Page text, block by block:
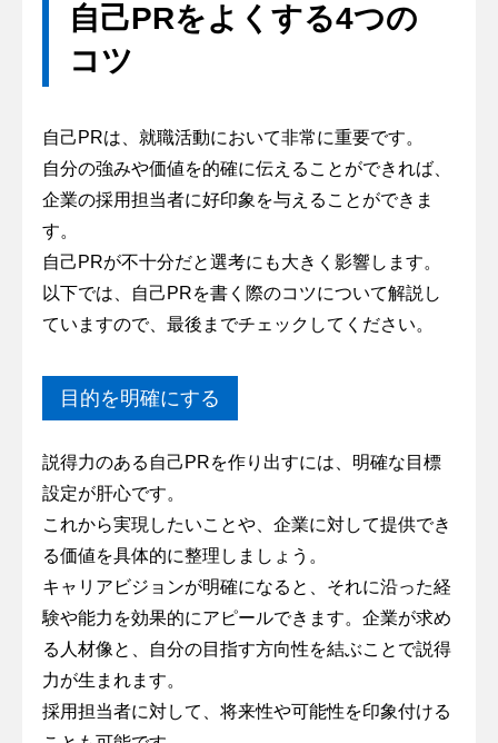
自己PRをよくする4つの
コツ
自己PRは、就職活動において非常に重要です。
自分の強みや価値を的確に伝えることができれば、
企業の採用担当者に好印象を与えることができま
す。
自己PRが不十分だと選考にも大きく影響します。
以下では、自己PRを書く際のコツについて解説し
ていますので、最後までチェックしてください。
目的を明確にする
説得力のある自己PRを作り出すには、明確な目標
設定が肝心です。
これから実現したいことや、企業に対して提供でき
る価値を具体的に整理しましょう。
キャリアビジョンが明確になると、それに沿った経
験や能力を効果的にアピールできます。企業が求め
る人材像と、自分の目指す方向性を結ぶことで説得
力が生まれます。
採用担当者に対して、将来性や可能性を印象付ける